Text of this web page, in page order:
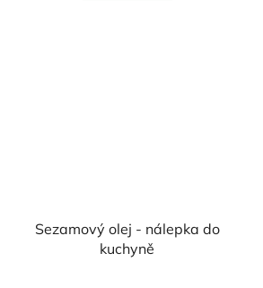
Sezamový olej - nálepka do
kuchyně